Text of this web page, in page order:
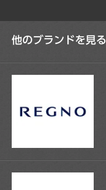
他のブランドを見る